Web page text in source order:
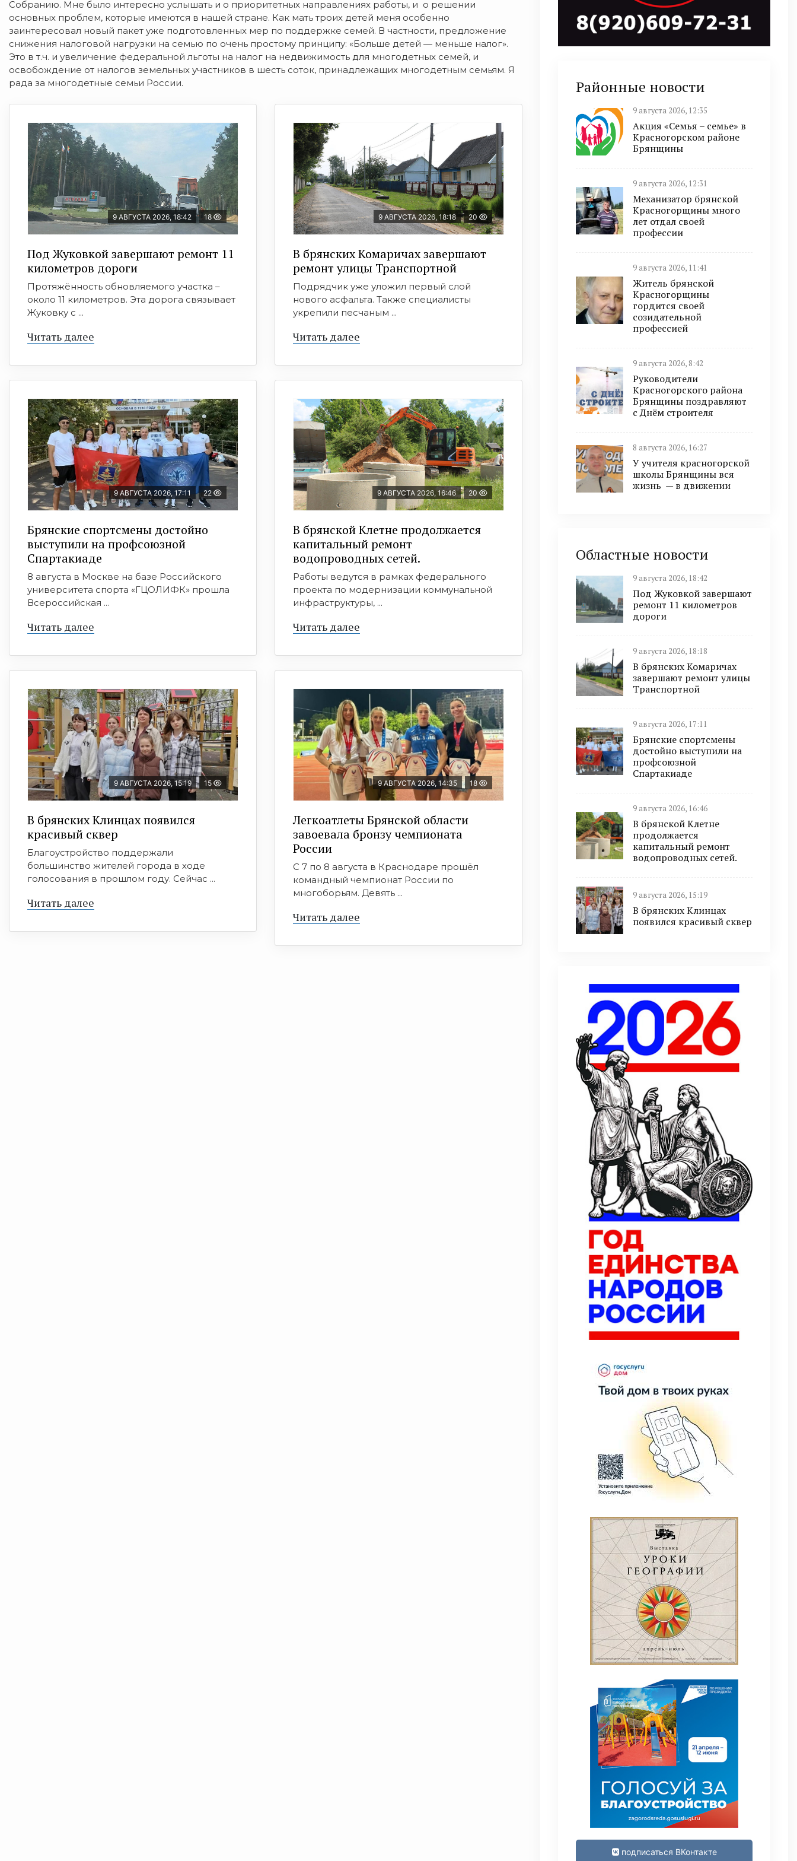
Собранию. Мне было интересно услышать и о приоритетных направлениях работы, и о решении
основных проблем, которые имеются в нашей стране. Как мать троих детей меня особенно
заинтересовал новый пакет уже подготовленных мер по поддержке семей. В частности, предложение
снижения налоговой нагрузки на семью по очень простому принципу: «Больше детей — меньше налог».
Это в т.ч. и увеличение федеральной льготы на налог на недвижимость для многодетных семей, и
освобождение от налогов земельных участников в шесть соток, принадлежащих многодетным семьям. Я
рада за многодетные семьи России.
9 АВГУСТА 2026, 18:42 18
Под Жуковкой завершают ремонт 11
километров дороги
Протяжённость обновляемого участка –
около 11 километров. Эта дорога связывает
Жуковку с ...
Читать далее
9 АВГУСТА 2026, 18:18 20
В брянских Комаричах завершают
ремонт улицы Транспортной
Подрядчик уже уложил первый слой
нового асфальта. Также специалисты
укрепили песчаным ...
Читать далее
9 АВГУСТА 2026, 17:11 22
Брянские спортсмены достойно
выступили на профсоюзной
Спартакиаде
8 августа в Москве на базе Российского
университета спорта «ГЦОЛИФК» прошла
Всероссийская ...
Читать далее
9 АВГУСТА 2026, 16:46 20
В брянской Клетне продолжается
капитальный ремонт
водопроводных сетей.
Работы ведутся в рамках федерального
проекта по модернизации коммунальной
инфраструктуры, ...
Читать далее
9 АВГУСТА 2026, 15:19 15
В брянских Клинцах появился
красивый сквер
Благоустройство поддержали
большинство жителей города в ходе
голосования в прошлом году. Сейчас ...
Читать далее
9 АВГУСТА 2026, 14:35 18
Легкоатлеты Брянской области
завоевала бронзу чемпионата
России
С 7 по 8 августа в Краснодаре прошёл
командный чемпионат России по
многоборьям. Девять ...
Читать далее
Районные новости
9 августа 2026, 12:35
Акция «Семья – семье» в
Красногорском районе
Брянщины
9 августа 2026, 12:31
Механизатор брянской
Красногорщины много
лет отдал своей
профессии
9 августа 2026, 11:41
Житель брянской
Красногорщины
гордится своей
созидательной
профессией
9 августа 2026, 8:42
Руководители
Красногорского района
Брянщины поздравляют
с Днём строителя
8 августа 2026, 16:27
У учителя красногорской
школы Брянщины вся
жизнь — в движении
Областные новости
9 августа 2026, 18:42
Под Жуковкой завершают
ремонт 11 километров
дороги
9 августа 2026, 18:18
В брянских Комаричах
завершают ремонт улицы
Транспортной
9 августа 2026, 17:11
Брянские спортсмены
достойно выступили на
профсоюзной
Спартакиаде
9 августа 2026, 16:46
В брянской Клетне
продолжается
капитальный ремонт
водопроводных сетей.
9 августа 2026, 15:19
В брянских Клинцах
появился красивый сквер
подписаться ВКонтакте